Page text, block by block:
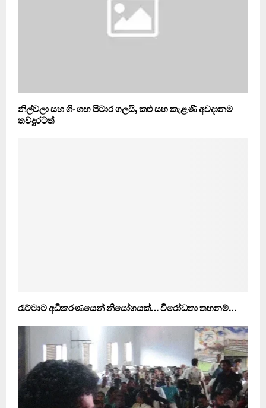
නිල්වලා සහ ගිං ගඟ පිටාර ගලයි, කළු සහ කැළණි අවදානම
තවදුරටත්
රැට්ටාට අධිකරණයෙන් නියෝගයක්… විරෝධතා තහනම්…